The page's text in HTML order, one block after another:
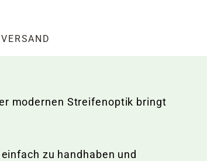
VERSAND
modernen Streifenoptik bringt
zu handhaben und